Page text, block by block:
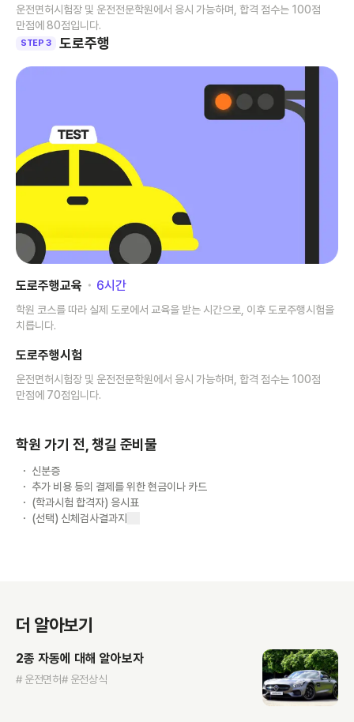
운전면허시험장 및 운전전문학원에서 응시 가능하며, 합격 점수는 100점
만점에 80점입니다.
STEP 3 도로주행
도로주행교육 ･ 6시간
학원 코스를 따라 실제 도로에서 교육을 받는 시간으로, 이후 도로주행시험을
치릅니다.
도로주행시험
운전면허시험장 및 운전전문학원에서 응시 가능하며, 합격 점수는 100점
만점에 70점입니다.
학원 가기 전, 챙길 준비물
신분증
추가 비용 등의 결제를 위한 현금이나 카드
(학과시험 합격자) 응시표
(선택) 신체검사결과지
더 알아보기
2종 자동에 대해 알아보자
# 운전면허# 운전상식